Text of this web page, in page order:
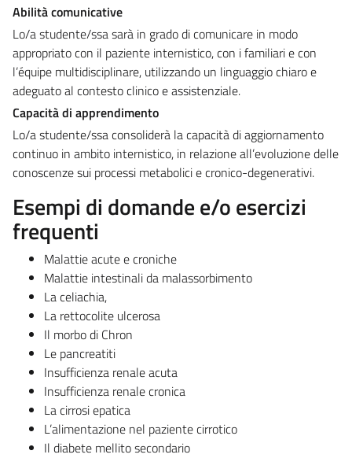
Abilità comunicative
Lo/a studente/ssa sarà in grado di comunicare in modo
appropriato con il paziente internistico, con i familiari e con
l’équipe multidisciplinare, utilizzando un linguaggio chiaro e
adeguato al contesto clinico e assistenziale.
Capacità di apprendimento
Lo/a studente/ssa consoliderà la capacità di aggiornamento
continuo in ambito internistico, in relazione all’evoluzione delle
conoscenze sui processi metabolici e cronico-degenerativi.
Esempi di domande e/o esercizi
frequenti
Malattie acute e croniche
Malattie intestinali da malassorbimento
La celiachia,
La rettocolite ulcerosa
Il morbo di Chron
Le pancreatiti
Insufficienza renale acuta
Insufficienza renale cronica
La cirrosi epatica
L’alimentazione nel paziente cirrotico
Il diabete mellito secondario